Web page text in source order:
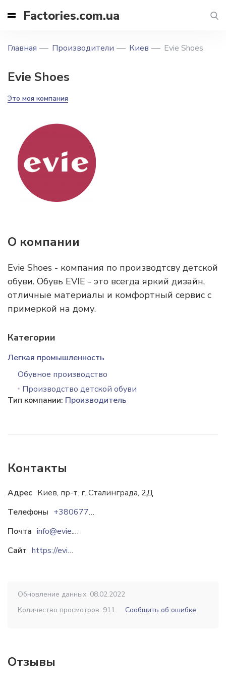
Factories.com.ua
Главная Производители Киев Evie Shoes
Evie Shoes
Это моя компания
О компании
Evie Shoes - компания по производтсву детской
обуви. Обувь EVIE - это всегда яркий дизайн,
отличные материалы и комфортный сервис с
примеркой на дому.
Категории
Легкая промышленность
Обувное производство
Производство детской обуви
Тип компании: Производитель
Контакты
Адрес Киев, пр-т. г. Сталинграда, 2Д
Телефоны
+380677383405
Почта
info@evie.ua
Сайт
https://evie.ua
Обновление данных: 08.02.2022
Количество просмотров: 911
Сообщить об ошибке
Отзывы